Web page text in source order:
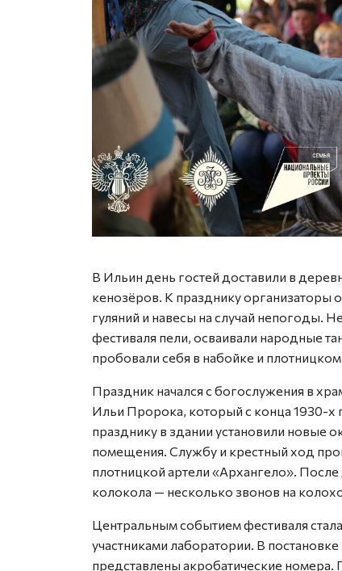
В Ильин день гостей доставили в
кенозёров. К празднику организаторы
гуляний и навесы на случай непогоды.
фестиваля пели, осваивали народные
пробовали себя в набойке и плотницком
Праздник начался с богослужения в
Ильи Пророка, который с конца 1930-х
празднику в здании установили новые
помещения. Службу и крестный ход
плотницкой артели «Архангело».
колокола — несколько звонов на
Центральным событием фестиваля
участниками лаборатории. В
представлены акробатические